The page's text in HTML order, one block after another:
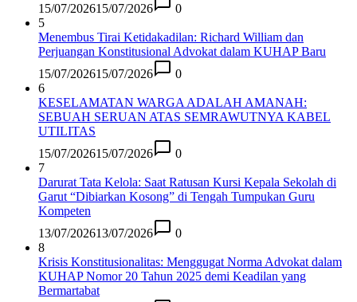
15/07/202615/07/2026
0
5
Menembus Tirai Ketidakadilan: Richard William dan
Perjuangan Konstitusional Advokat dalam KUHAP Baru
15/07/202615/07/2026
0
6
KESELAMATAN WARGA ADALAH AMANAH:
SEBUAH SERUAN ATAS SEMRAWUTNYA KABEL
UTILITAS
15/07/202615/07/2026
0
7
Darurat Tata Kelola: Saat Ratusan Kursi Kepala Sekolah di
Garut “Dibiarkan Kosong” di Tengah Tumpukan Guru
Kompeten
13/07/202613/07/2026
0
8
Krisis Konstitusionalitas: Menggugat Norma Advokat dalam
KUHAP Nomor 20 Tahun 2025 demi Keadilan yang
Bermartabat